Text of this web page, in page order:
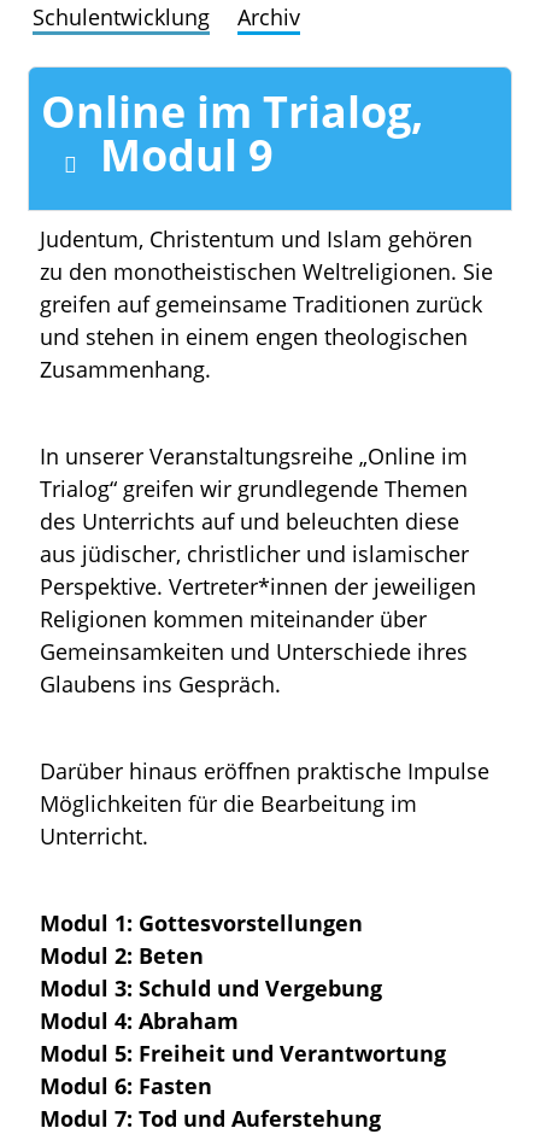
Schulentwicklung
Archiv
Online im Trialog,
Modul 9
Judentum, Christentum und Islam gehören
zu den monotheistischen Weltreligionen. Sie
greifen auf gemeinsame Traditionen zurück
und stehen in einem engen theologischen
Zusammenhang.
In unserer Veranstaltungsreihe „Online im
Trialog“ greifen wir grundlegende Themen
des Unterrichts auf und beleuchten diese
aus jüdischer, christlicher und islamischer
Perspektive. Vertreter*innen der jeweiligen
Religionen kommen miteinander über
Gemeinsamkeiten und Unterschiede ihres
Glaubens ins Gespräch.
Darüber hinaus eröffnen praktische Impulse
Möglichkeiten für die Bearbeitung im
Unterricht.
Modul 1: Gottesvorstellungen
Modul 2: Beten
Modul 3: Schuld und Vergebung
Modul 4: Abraham
Modul 5: Freiheit und Verantwortung
Modul 6: Fasten
Modul 7: Tod und Auferstehung